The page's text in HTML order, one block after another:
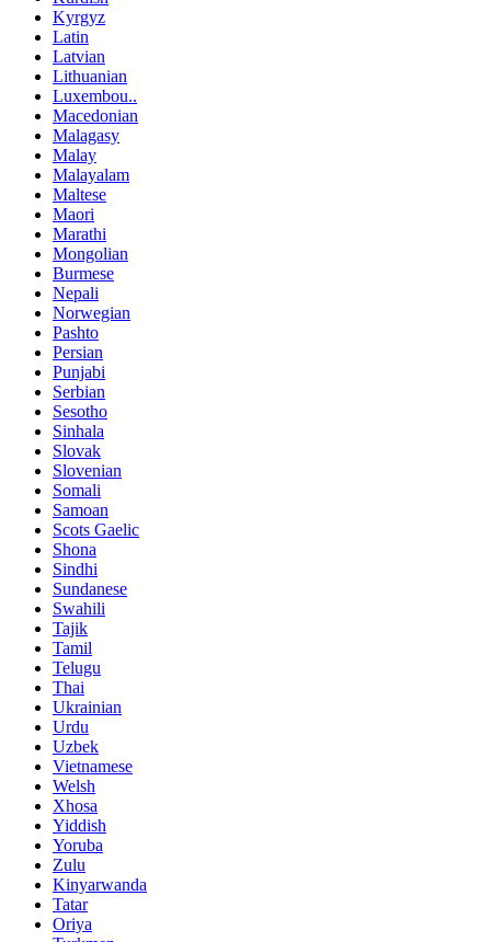
Kyrgyz
Latin
Latvian
Lithuanian
Luxembou..
Macedonian
Malagasy
Malay
Malayalam
Maltese
Maori
Marathi
Mongolian
Burmese
Nepali
Norwegian
Pashto
Persian
Punjabi
Serbian
Sesotho
Sinhala
Slovak
Slovenian
Somali
Samoan
Scots Gaelic
Shona
Sindhi
Sundanese
Swahili
Tajik
Tamil
Telugu
Thai
Ukrainian
Urdu
Uzbek
Vietnamese
Welsh
Xhosa
Yiddish
Yoruba
Zulu
Kinyarwanda
Tatar
Oriya